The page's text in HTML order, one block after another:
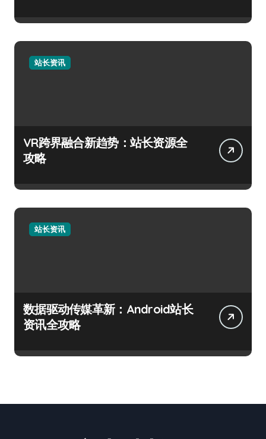
站长资讯
VR跨界融合新趋势：站长资源全
攻略
站长资讯
数据驱动传媒革新：Android站长
资讯全攻略